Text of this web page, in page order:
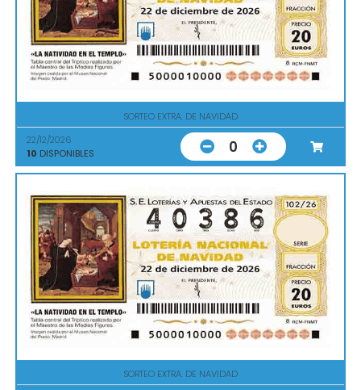
SORTEO EXTRA. DE NAVIDAD
22/12/2026
10 DISPONIBLES 0
SORTEO EXTRA. DE NAVIDAD